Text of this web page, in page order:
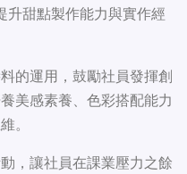
升甜點製作能力與實作經
的運用，鼓勵社員發揮創
美感素養、色彩搭配能力
。
，讓社員在課業壓力之餘